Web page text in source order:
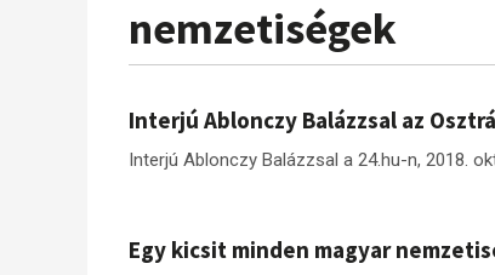
nemzetiségek
Interjú Ablonczy Balázzsal az
Interjú Ablonczy Balázzsal a 24.hu-n, 2018.
Egy kicsit minden magyar